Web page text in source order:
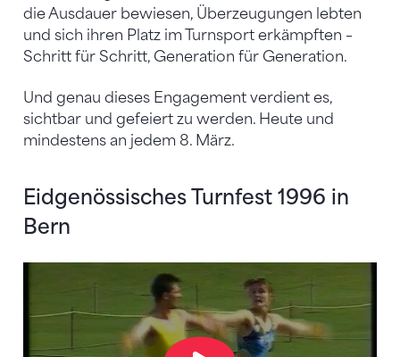
die Ausdauer bewiesen, Überzeugungen lebten
und sich ihren Platz im Turnsport erkämpften –
Schritt für Schritt, Generation für Generation.
Und genau dieses Engagement verdient es,
sichtbar und gefeiert zu werden. Heute und
mindestens an jedem 8. März.
Eidgenössisches Turnfest 1996 in
Bern